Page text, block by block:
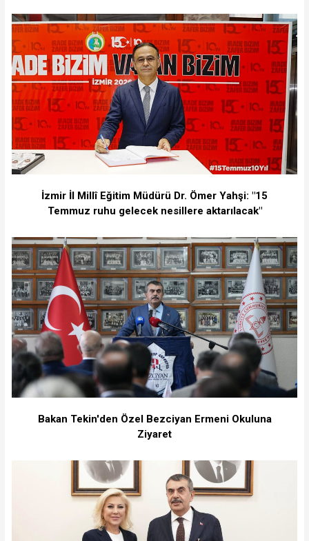
İzmir İl Millî Eğitim Müdürü Dr. Ömer Yahşi: "15
Temmuz ruhu gelecek nesillere aktarılacak"
Bakan Tekin'den Özel Bezciyan Ermeni Okuluna
Ziyaret